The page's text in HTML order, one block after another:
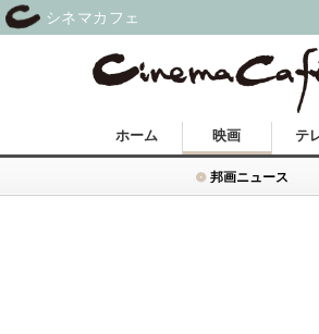
ホーム 映画
邦画ニュース
テ
シネマカフェ